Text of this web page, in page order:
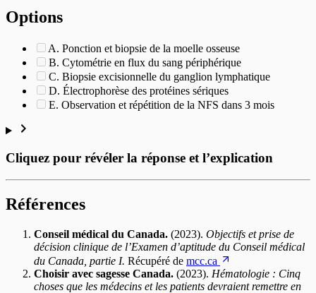
Options
A. Ponction et biopsie de la moelle osseuse
B. Cytométrie en flux du sang périphérique
C. Biopsie excisionnelle du ganglion lymphatique
D. Électrophorèse des protéines sériques
E. Observation et répétition de la NFS dans 3 mois
Cliquez pour révéler la réponse et l’explication
Références
Conseil médical du Canada. (2023). Objectifs et prise de
décision clinique de l’Examen d’aptitude du Conseil médical
du Canada, partie I. Récupéré de mcc.ca
Choisir avec sagesse Canada. (2023). Hématologie : Cinq
choses que les médecins et les patients devraient remettre en